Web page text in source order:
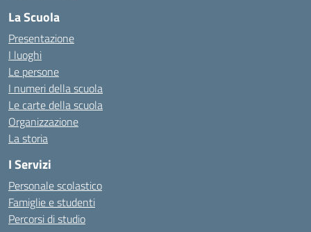
La Scuola
Presentazione
I luoghi
Le persone
I numeri della scuola
Le carte della scuola
Organizzazione
La storia
I Servizi
Personale scolastico
Famiglie e studenti
Percorsi di studio